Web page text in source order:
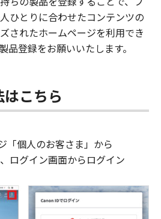
ひとりに合わせたコンテンツの
されたホームページを利用でき
品登録をお願いいたします。
こちら
「個人のお客さま」から
ログイン画面からログイン